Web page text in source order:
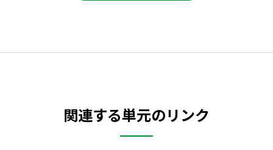
関連する単元のリンク